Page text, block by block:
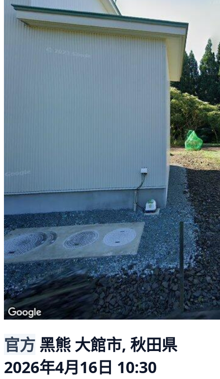
官方 黑熊 大館市, 秋田県
2026年4月16日 10:30